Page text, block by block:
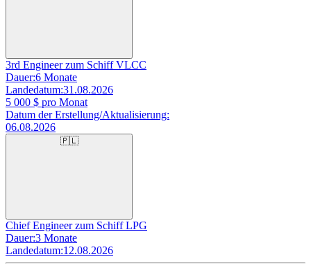
3rd Engineer zum Schiff VLCC
Dauer:6 Monate
Landedatum:31.08.2026
5 000 $ pro Monat
Datum der Erstellung/Aktualisierung:
06.08.2026
🇵🇱
Chief Engineer zum Schiff LPG
Dauer:3 Monate
Landedatum:12.08.2026